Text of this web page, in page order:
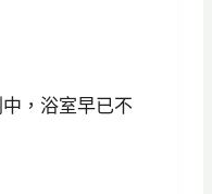
，浴室早已不